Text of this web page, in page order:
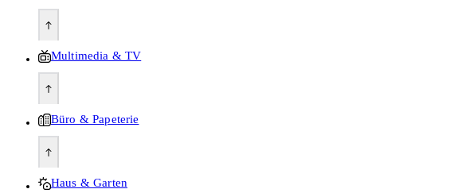
Multimedia & TV
Büro & Papeterie
Haus & Garten